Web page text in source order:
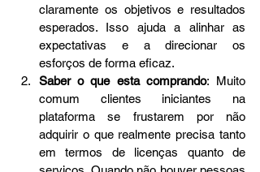
claramente os objetivos e resultados
esperados. Isso ajuda a alinhar as
expectativas e a direcionar os
esforços de forma eficaz.
Saber o que esta comprando: Muito
comum clientes iniciantes na
plataforma se frustarem por não
adquirir o que realmente precisa tanto
em termos de licenças quanto de